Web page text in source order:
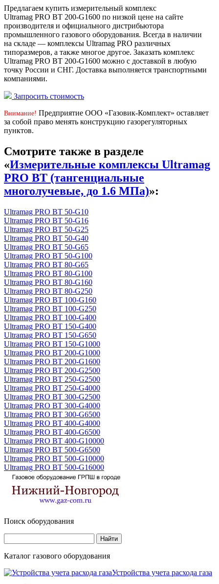
Предлагаем купить измерительный комплекс
Ultramag PRO BT 200-G1600 по низкой цене на сайте
производителя и официального дистрибьютора
промышленного газового оборудования. Всегда в наличии
на складе — комплексы Ultramag PRO различных
типоразмеров, а также многое другое. Заказать комплекс
Ultramag PRO BT 200-G1600 можно с доставкой в любую
точку России и СНГ. Доставка выполняется транспортными
компаниями.
Запросить стоимость
Внимание! Предприятие ООО «Газовик-Комплект» оставляет
за собой право менять конструкцию газорегуляторных
пунктов.
Смотрите также в разделе
«Измерительные комплексы Ultramag
PRO BT (тангенциальные
многолучевые, до 1.6 МПа)»:
Ultramag PRO BT 50-G10
Ultramag PRO BT 50-G16
Ultramag PRO BT 50-G25
Ultramag PRO BT 50-G40
Ultramag PRO BT 50-G65
Ultramag PRO BT 50-G100
Ultramag PRO BT 80-G65
Ultramag PRO BT 80-G100
Ultramag PRO BT 80-G160
Ultramag PRO BT 80-G250
Ultramag PRO BT 100-G160
Ultramag PRO BT 100-G250
Ultramag PRO BT 100-G400
Ultramag PRO BT 150-G400
Ultramag PRO BT 150-G650
Ultramag PRO BT 150-G1000
Ultramag PRO BT 200-G1000
Ultramag PRO BT 200-G1600
Ultramag PRO BT 200-G2500
Ultramag PRO BT 250-G2500
Ultramag PRO BT 250-G4000
Ultramag PRO BT 300-G2500
Ultramag PRO BT 300-G4000
Ultramag PRO BT 300-G6500
Ultramag PRO BT 400-G4000
Ultramag PRO BT 400-G6500
Ultramag PRO BT 400-G10000
Ultramag PRO BT 500-G6500
Ultramag PRO BT 500-G10000
Ultramag PRO BT 500-G16000
Поиск оборудования
Каталог газового оборудования
Устройства учета расхода газа